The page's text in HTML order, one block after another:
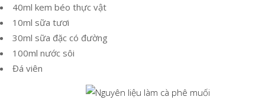
40ml kem béo thực vật
10ml sữa tươi
30ml sữa đặc có đường
100ml nước sôi
Đá viên